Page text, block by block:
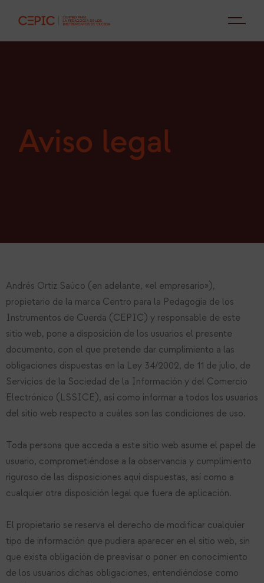
Aviso legal
Andrés Ortiz Saúco (en adelante, «el empresario»),
propietario de la marca Centro para la Pedagogía de los
Instrumentos de Cuerda (CEPIC) y responsable de este
sitio web, pone a disposición de los usuarios el presente
documento, con el que pretende dar cumplimiento a las
obligaciones dispuestas en la Ley 34/2002, de 11 de julio, de
Servicios de la Sociedad de la Información y del Comercio
Electrónico (LSSICE), así como informar a todos los usuarios
del sitio web respecto a cuáles son las condiciones de uso.
Toda persona que acceda a este sitio web asume el papel de
usuario, comprometiéndose a la observancia y cumplimiento
riguroso de las disposiciones aquí dispuestas, así como a
cualquier otra disposición legal que fuera de aplicación.
El propietario se reserva el derecho de modificar cualquier
tipo de información que pudiera aparecer en el sitio web, sin
que exista obligación de preavisar o poner en conocimiento
de los usuarios dichas obligaciones, entendiéndose como